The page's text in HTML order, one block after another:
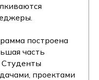
построена
часть
Студенты
проектами